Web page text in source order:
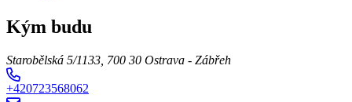
Kým budu
Starobělská 5/1133, 700 30 Ostrava - Zábřeh
+420723568062